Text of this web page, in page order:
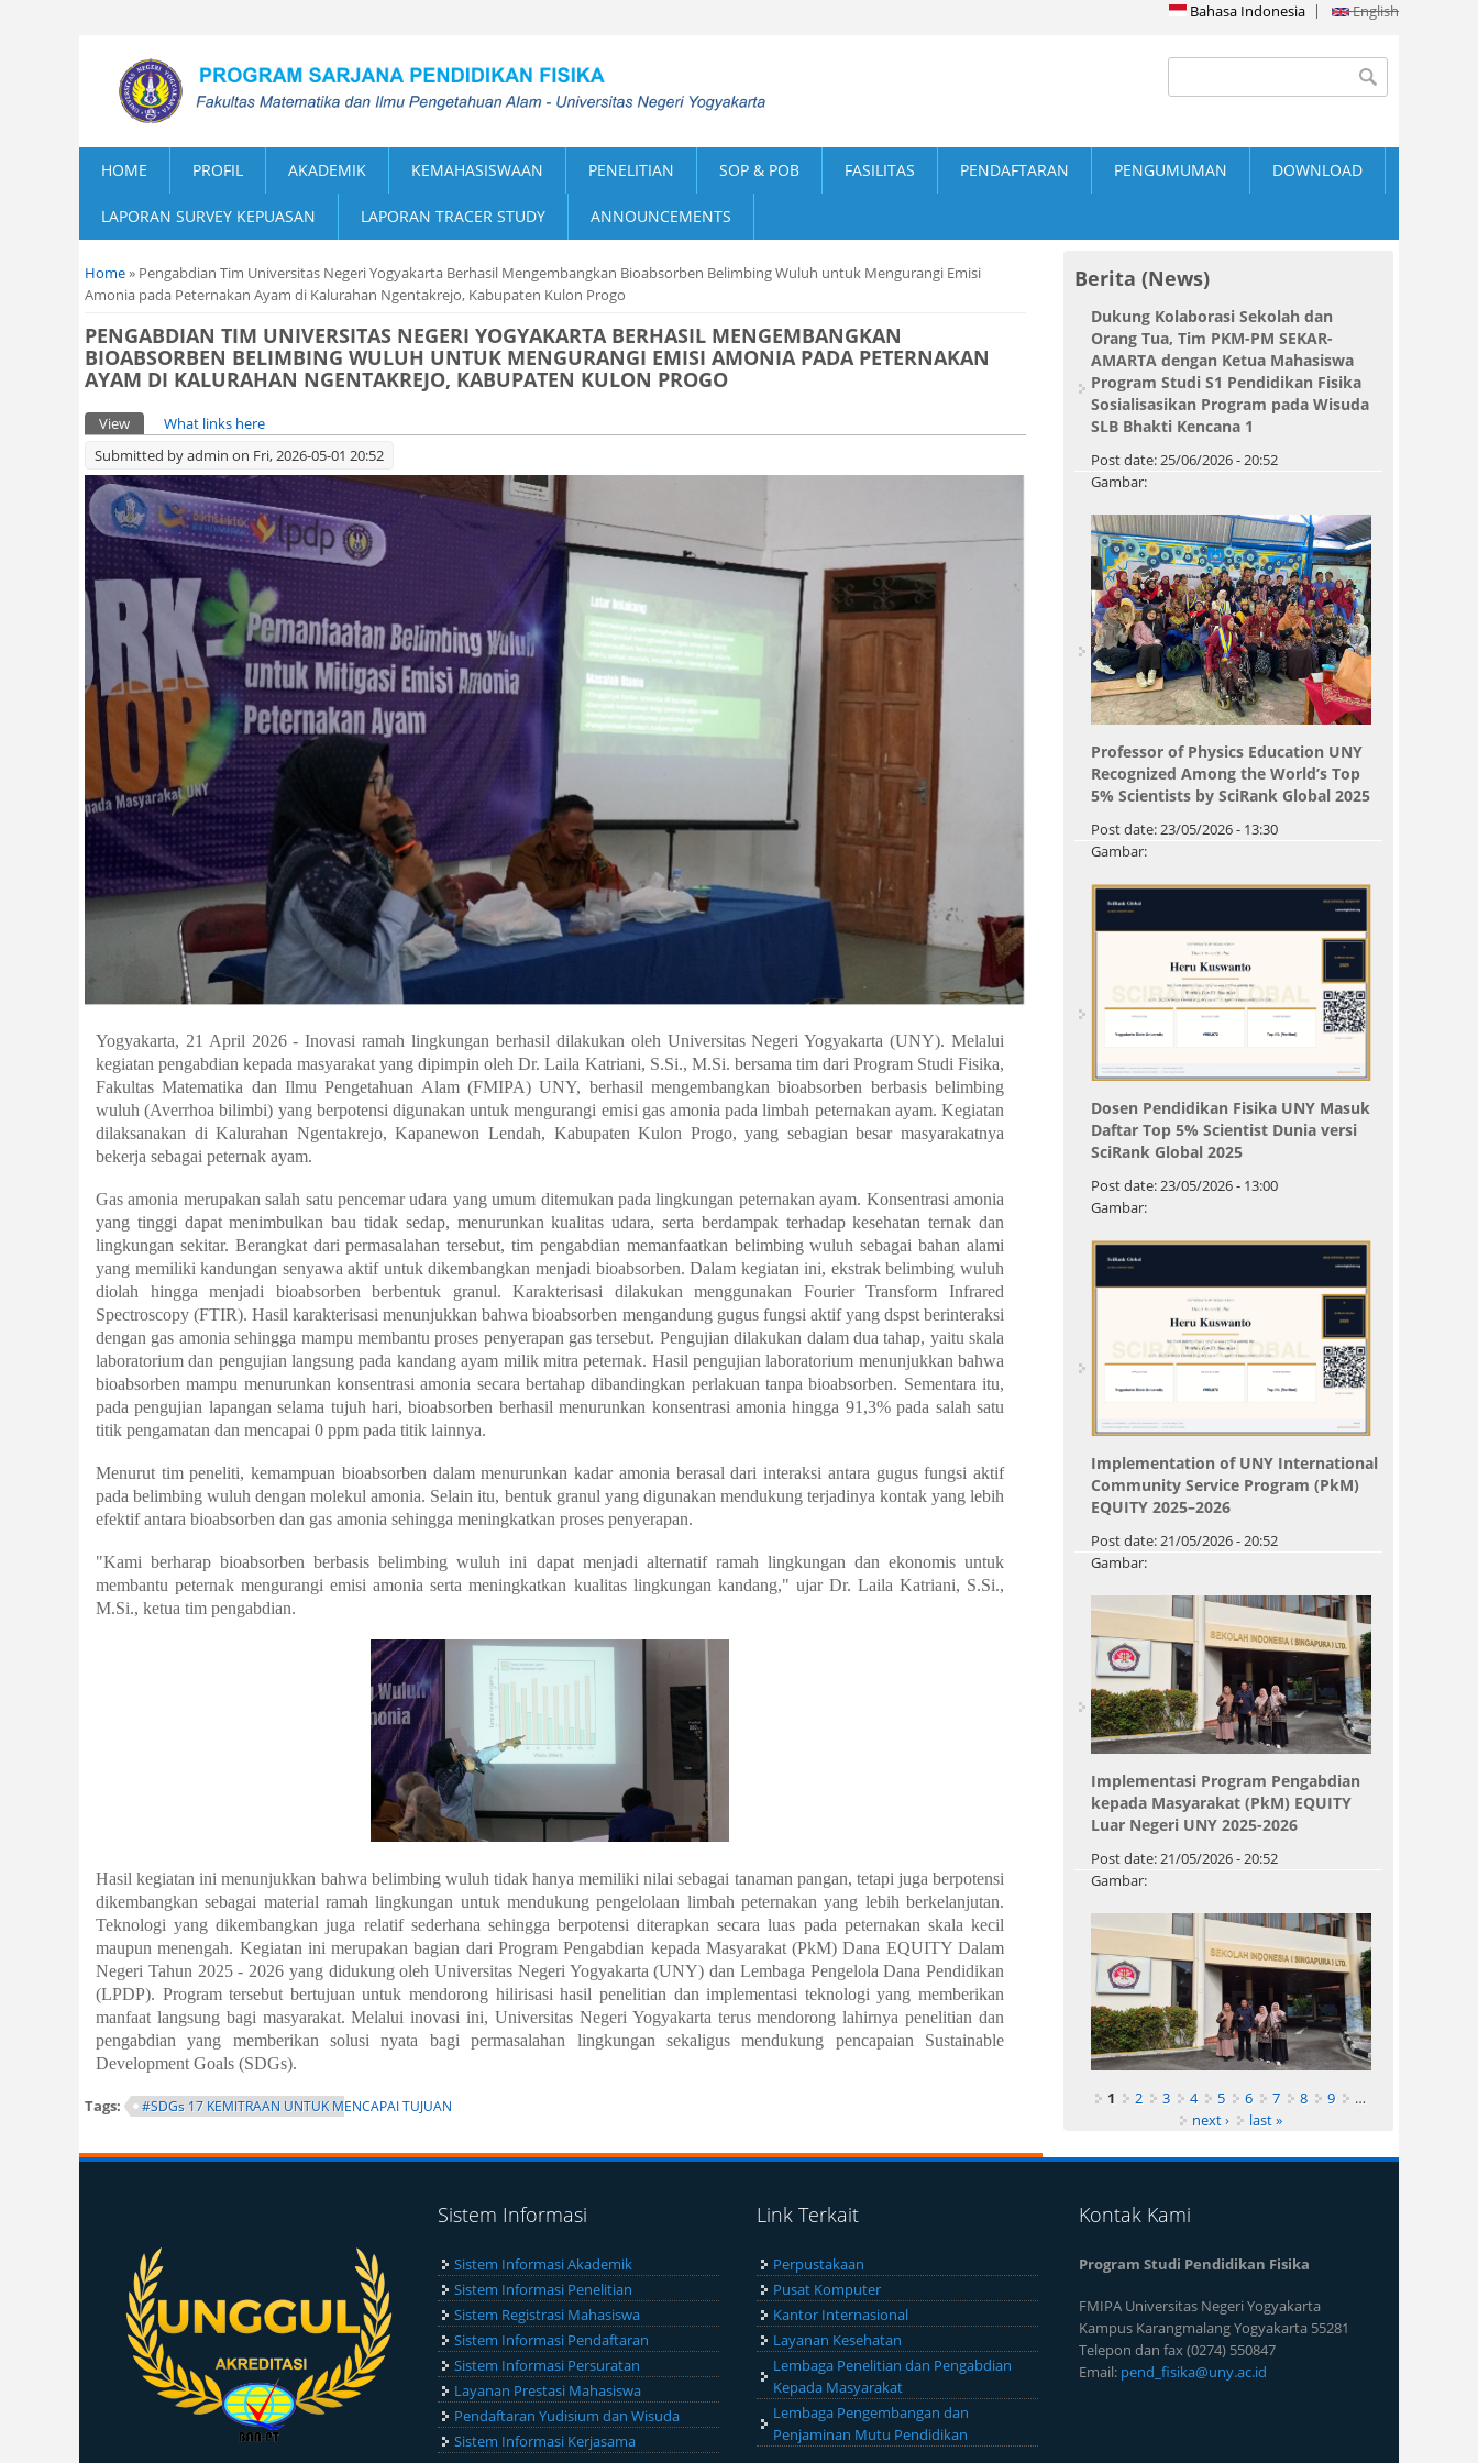
Bahasa Indonesia English
Search form
HOME PROFIL AKADEMIK KEMAHASISWAAN PENELITIAN SOP & POB FASILITAS PENDAFTARAN PENGUMUMAN DOWNLOAD
LAPORAN SURVEY KEPUASAN LAPORAN TRACER STUDY ANNOUNCEMENTS
You are here
Home» Pengabdian Tim Universitas Negeri Yogyakarta Berhasil Mengembangkan Bioabsorben Belimbing Wuluh untuk Mengurangi Emisi
Amonia pada Peternakan Ayam di Kalurahan Ngentakrejo, Kabupaten Kulon Progo
PENGABDIAN TIM UNIVERSITAS NEGERI YOGYAKARTA BERHASIL MENGEMBANGKAN
BIOABSORBEN BELIMBING WULUH UNTUK MENGURANGI EMISI AMONIA PADA PETERNAKAN
AYAM DI KALURAHAN NGENTAKREJO, KABUPATEN KULON PROGO
Primary tabs
View (active tab)
What links here
Submitted byadmin on Fri, 2026-05-01 20:52
Yogyakarta, 21 April 2026 - Inovasi ramah lingkungan berhasil dilakukan oleh Universitas Negeri Yogyakarta (UNY). Melalui
kegiatan pengabdian kepada masyarakat yang dipimpin oleh Dr. Laila Katriani, S.Si., M.Si. bersama tim dari Program Studi Fisika,
Fakultas Matematika dan Ilmu Pengetahuan Alam (FMIPA) UNY, berhasil mengembangkan bioabsorben berbasis belimbing
wuluh (Averrhoa bilimbi) yang berpotensi digunakan untuk mengurangi emisi gas amonia pada limbah peternakan ayam. Kegiatan
dilaksanakan di Kalurahan Ngentakrejo, Kapanewon Lendah, Kabupaten Kulon Progo, yang sebagian besar masyarakatnya
bekerja sebagai peternak ayam.
Gas amonia merupakan salah satu pencemar udara yang umum ditemukan pada lingkungan peternakan ayam. Konsentrasi amonia
yang tinggi dapat menimbulkan bau tidak sedap, menurunkan kualitas udara, serta berdampak terhadap kesehatan ternak dan
lingkungan sekitar. Berangkat dari permasalahan tersebut, tim pengabdian memanfaatkan belimbing wuluh sebagai bahan alami
yang memiliki kandungan senyawa aktif untuk dikembangkan menjadi bioabsorben. Dalam kegiatan ini, ekstrak belimbing wuluh
diolah hingga menjadi bioabsorben berbentuk granul. Karakterisasi dilakukan menggunakan Fourier Transform Infrared
Spectroscopy (FTIR). Hasil karakterisasi menunjukkan bahwa bioabsorben mengandung gugus fungsi aktif yang dspst berinteraksi
dengan gas amonia sehingga mampu membantu proses penyerapan gas tersebut. Pengujian dilakukan dalam dua tahap, yaitu skala
laboratorium dan pengujian langsung pada kandang ayam milik mitra peternak. Hasil pengujian laboratorium menunjukkan bahwa
bioabsorben mampu menurunkan konsentrasi amonia secara bertahap dibandingkan perlakuan tanpa bioabsorben. Sementara itu,
pada pengujian lapangan selama tujuh hari, bioabsorben berhasil menurunkan konsentrasi amonia hingga 91,3% pada salah satu
titik pengamatan dan mencapai 0 ppm pada titik lainnya.
Menurut tim peneliti, kemampuan bioabsorben dalam menurunkan kadar amonia berasal dari interaksi antara gugus fungsi aktif
pada belimbing wuluh dengan molekul amonia. Selain itu, bentuk granul yang digunakan mendukung terjadinya kontak yang lebih
efektif antara bioabsorben dan gas amonia sehingga meningkatkan proses penyerapan.
"Kami berharap bioabsorben berbasis belimbing wuluh ini dapat menjadi alternatif ramah lingkungan dan ekonomis untuk
membantu peternak mengurangi emisi amonia serta meningkatkan kualitas lingkungan kandang," ujar Dr. Laila Katriani, S.Si.,
M.Si., ketua tim pengabdian.
Hasil kegiatan ini menunjukkan bahwa belimbing wuluh tidak hanya memiliki nilai sebagai tanaman pangan, tetapi juga berpotensi
dikembangkan sebagai material ramah lingkungan untuk mendukung pengelolaan limbah peternakan yang lebih berkelanjutan.
Teknologi yang dikembangkan juga relatif sederhana sehingga berpotensi diterapkan secara luas pada peternakan skala kecil
maupun menengah. Kegiatan ini merupakan bagian dari Program Pengabdian kepada Masyarakat (PkM) Dana EQUITY Dalam
Negeri Tahun 2025 - 2026 yang didukung oleh Universitas Negeri Yogyakarta (UNY) dan Lembaga Pengelola Dana Pendidikan
(LPDP). Program tersebut bertujuan untuk mendorong hilirisasi hasil penelitian dan implementasi teknologi yang memberikan
manfaat langsung bagi masyarakat. Melalui inovasi ini, Universitas Negeri Yogyakarta terus mendorong lahirnya penelitian dan
pengabdian yang memberikan solusi nyata bagi permasalahan lingkungan sekaligus mendukung pencapaian Sustainable
Development Goals (SDGs).
Tags: #SDGs 17 KEMITRAAN UNTUK MENCAPAI TUJUAN
Berita (News)
Dukung Kolaborasi Sekolah dan
Orang Tua, Tim PKM-PM SEKAR-
AMARTA dengan Ketua Mahasiswa
Program Studi S1 Pendidikan Fisika
Sosialisasikan Program pada Wisuda
SLB Bhakti Kencana 1
Post date:25/06/2026 - 20:52
Gambar:
Professor of Physics Education UNY
Recognized Among the World’s Top
5% Scientists by SciRank Global 2025
Post date:23/05/2026 - 13:30
Gambar:
Dosen Pendidikan Fisika UNY Masuk
Daftar Top 5% Scientist Dunia versi
SciRank Global 2025
Post date:23/05/2026 - 13:00
Gambar:
Implementation of UNY International
Community Service Program (PkM)
EQUITY 2025–2026
Post date:21/05/2026 - 20:52
Gambar:
Implementasi Program Pengabdian
kepada Masyarakat (PkM) EQUITY
Luar Negeri UNY 2025-2026
Post date:21/05/2026 - 20:52
Gambar:
Pages
1 2 3 4 5 6 7 8 9
…
next ›
last »
Sistem Informasi
Sistem Informasi Akademik
Sistem Informasi Penelitian
Sistem Registrasi Mahasiswa
Sistem Informasi Pendaftaran
Sistem Informasi Persuratan
Layanan Prestasi Mahasiswa
Pendaftaran Yudisium dan Wisuda
Sistem Informasi Kerjasama
Link Terkait
Perpustakaan
Pusat Komputer
Kantor Internasional
Layanan Kesehatan
Lembaga Penelitian dan Pengabdian
Kepada Masyarakat
Lembaga Pengembangan dan
Penjaminan Mutu Pendidikan
Kontak Kami
Program Studi Pendidikan Fisika
FMIPA Universitas Negeri Yogyakarta
Kampus Karangmalang Yogyakarta 55281
Telepon dan fax (0274) 550847
Email: pend_fisika@uny.ac.id